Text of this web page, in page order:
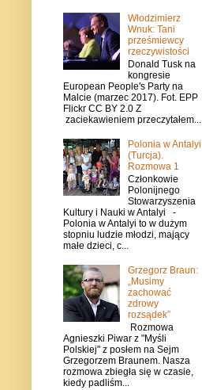
Włodzimierz
Wnuk: Tani
prześmiewcy
rzeczywistości
Donald Tusk na
kongresie
European People's Party na
Malcie (marzec 2017). Fot. EPP
Flickr CC BY 2.0 Z
zaciekawieniem przeczytałem...
Polonia w Antalyi
(Turcja).
Rozmowa 1
Członkowie
Polonijnego
Stowarzyszenia
Kultury i Nauki w Antalyi -
Polonia w Antalyi to w dużym
stopniu ludzie młodzi, mający
małe dzieci, c...
Grzegorz Braun:
„Musimy
zachować
zdrowy
rozsądek”
Rozmowa
Agnieszki Piwar z "Myśli
Polskiej" z posłem na Sejm
Grzegorzem Braunem. Nasza
rozmowa zbiegła się w czasie,
kiedy padliśm...